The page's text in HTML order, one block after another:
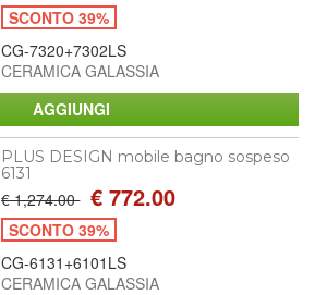
SCONTO 39%
CG-7320+7302LS
CERAMICA GALASSIA
PLUS DESIGN mobile bagno sospeso
6131
€ 1,274.00 € 772.00
SCONTO 39%
CG-6131+6101LS
CERAMICA GALASSIA